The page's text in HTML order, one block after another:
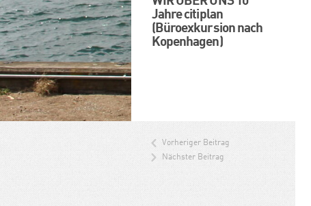
Jahre citiplan
(Büroexkursion nach
Kopenhagen)
Vorheriger Beitrag
Nächster Beitrag